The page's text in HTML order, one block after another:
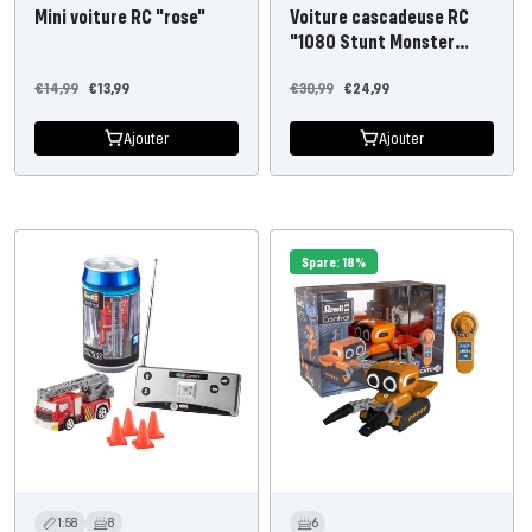
Mini voiture RC "rose"
Prix
l'offre
€13,99
Prix
€14,99
Ajouter
Voiture cascadeuse RC
"1080 Stunt Monster
Prix
l'offre
€24,99
Prix
€30,99
Ajouter
1:58 8
Spare: 18%
6